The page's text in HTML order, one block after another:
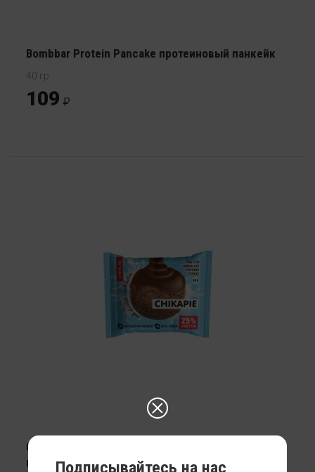
Bombbar Protein Pancake протеиновый панкейк
40 гр
109
Chikalab Protein Cookie печенье глазированное с
начинкойПодписывайтесь на нас